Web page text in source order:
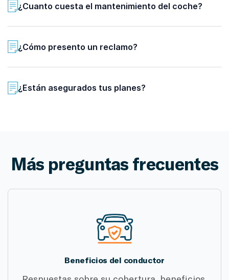
¿Cuanto cuesta el mantenimiento del coche?
¿Cómo presento un reclamo?
¿Están asegurados tus planes?
Más preguntas frecuentes
Beneficios del conductor